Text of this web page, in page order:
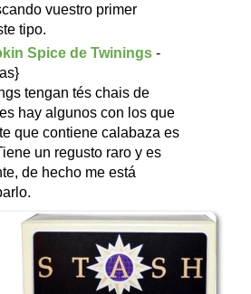
vuestro primer
tipo.
Spice de Twinings-
tengan tés chais de
hay algunos con los que
que contiene calabaza es
un regusto raro y es
de hecho me está